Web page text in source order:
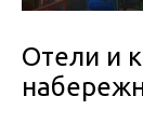
Отели и